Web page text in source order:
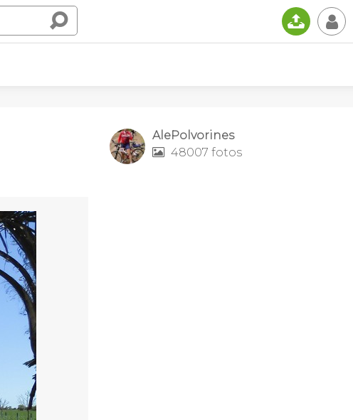
📤 👤
AlePolvorines
 48007 fotos